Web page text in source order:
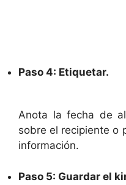
Paso 4: Etiquetar.
Anota la fecha de
sobre el recipiente o
información.
Paso 5: Guardar el